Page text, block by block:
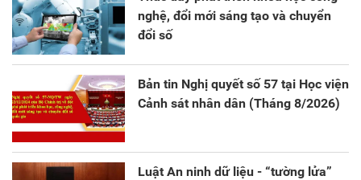
nghệ, đổi mới sáng tạo và chuyển
đổi số
Bản tin Nghị quyết số 57 tại Học viện
Cảnh sát nhân dân (Tháng 8/2026)
Luật An ninh dữ liệu - “tường lửa”